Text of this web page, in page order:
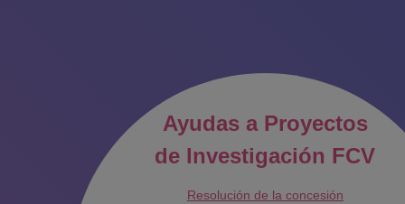
Ayudas a Proyectos
de Investigación FCV
Resolución de la concesión